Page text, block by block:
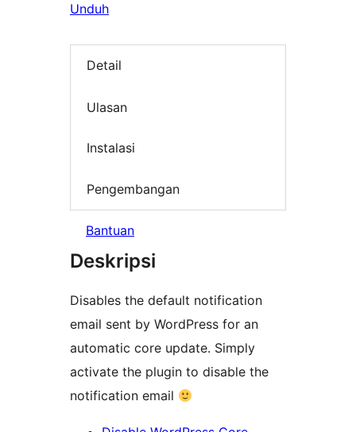
Unduh
Detail
Ulasan
Instalasi
Pengembangan
Bantuan
Deskripsi
Disables the default notification
email sent by WordPress for an
automatic core update. Simply
activate the plugin to disable the
notification email